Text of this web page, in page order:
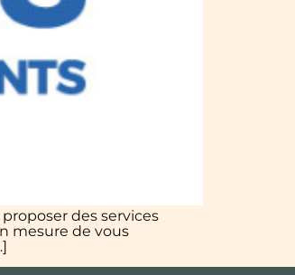
des services
mesure de vous